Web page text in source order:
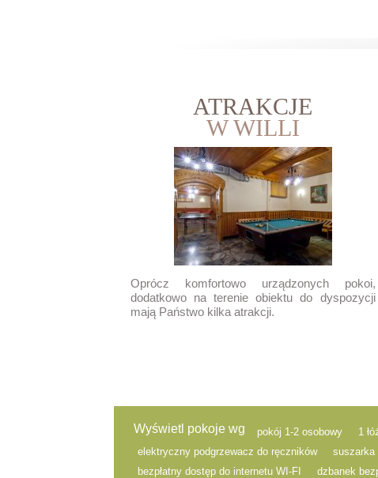
ATRAKCJE
W WILLI
Oprócz komfortowo urządzonych pokoi,
dodatkowo na terenie obiektu do dyspozycji
mają Państwo kilka atrakcji.
Wyświetl pokoje wg pokój 1-2 osobowy 1
elektryczny podgrzewacz do ręczników
suszarka
bezpłatny dostęp do internetu WI-FI
dzbanek